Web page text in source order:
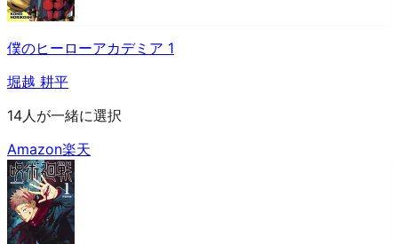
僕のヒーローアカデミア 1
堀越 耕平
14人が一緒に選択
Amazon楽天